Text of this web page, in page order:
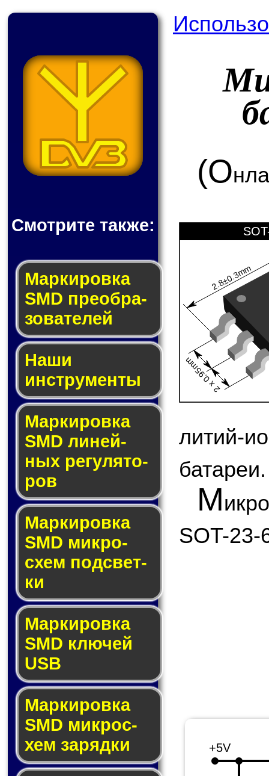
Смотрите также:
Мар­ки­ров­ка
SMD пре­об­ра­
зо­ва­те­лей
Наши
инструменты
Маркировка
SMD ли­ней­
ных ре­гу­ля­то­
ров
Маркировка
SMD мик­ро­
схем под­свет­
ки
Маркировка
SMD клю­чей
USB
Маркировка
SMD мик­рос­
хем за­ряд­ки
(О
2.8±0.3mm
2 x 0.95mm
литий-
батареи.
М
SOT-23-
+5V